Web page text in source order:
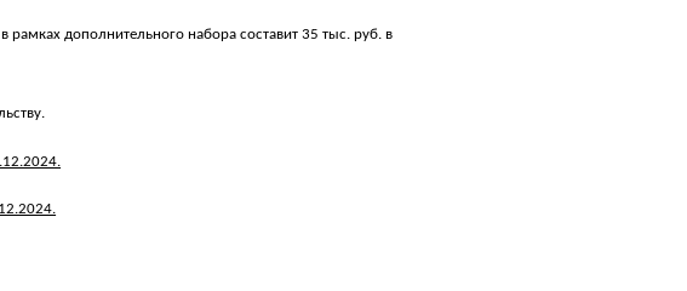
дополнительного набора составит 35 тыс. руб. в